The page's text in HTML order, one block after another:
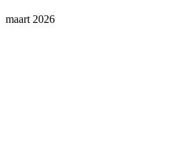
maart 2026